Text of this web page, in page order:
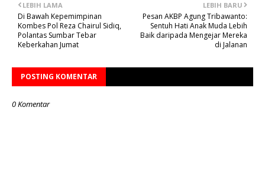
LEBIH BARU
Pesan AKBP Agung Tribawanto:
Sentuh Hati Anak Muda Lebih
Baik daripada Mengejar Mereka
di Jalanan
LEBIH LAMA
Di Bawah Kepemimpinan
Kombes Pol Reza Chairul Sidiq,
Polantas Sumbar Tebar
Keberkahan Jumat
POSTING KOMENTAR
0 Komentar